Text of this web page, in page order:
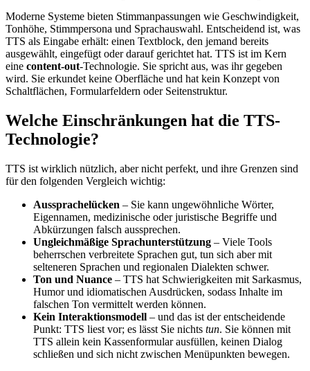
Moderne Systeme bieten Stimmanpassungen wie Geschwindigkeit,
Tonhöhe, Stimmpersona und Sprachauswahl. Entscheidend ist, was
TTS als Eingabe erhält: einen Textblock, den jemand bereits
ausgewählt, eingefügt oder darauf gerichtet hat. TTS ist im Kern
eine content-out-Technologie. Sie spricht aus, was ihr gegeben
wird. Sie erkundet keine Oberfläche und hat kein Konzept von
Schaltflächen, Formularfeldern oder Seitenstruktur.
Welche Einschränkungen hat die TTS-
Technologie?
TTS ist wirklich nützlich, aber nicht perfekt, und ihre Grenzen sind
für den folgenden Vergleich wichtig:
Aussprachelücken – Sie kann ungewöhnliche Wörter,
Eigennamen, medizinische oder juristische Begriffe und
Abkürzungen falsch aussprechen.
Ungleichmäßige Sprachunterstützung – Viele Tools
beherrschen verbreitete Sprachen gut, tun sich aber mit
selteneren Sprachen und regionalen Dialekten schwer.
Ton und Nuance – TTS hat Schwierigkeiten mit Sarkasmus,
Humor und idiomatischen Ausdrücken, sodass Inhalte im
falschen Ton vermittelt werden können.
Kein Interaktionsmodell – und das ist der entscheidende
Punkt: TTS liest vor; es lässt Sie nichts tun. Sie können mit
TTS allein kein Kassenformular ausfüllen, keinen Dialog
schließen und sich nicht zwischen Menüpunkten bewegen.